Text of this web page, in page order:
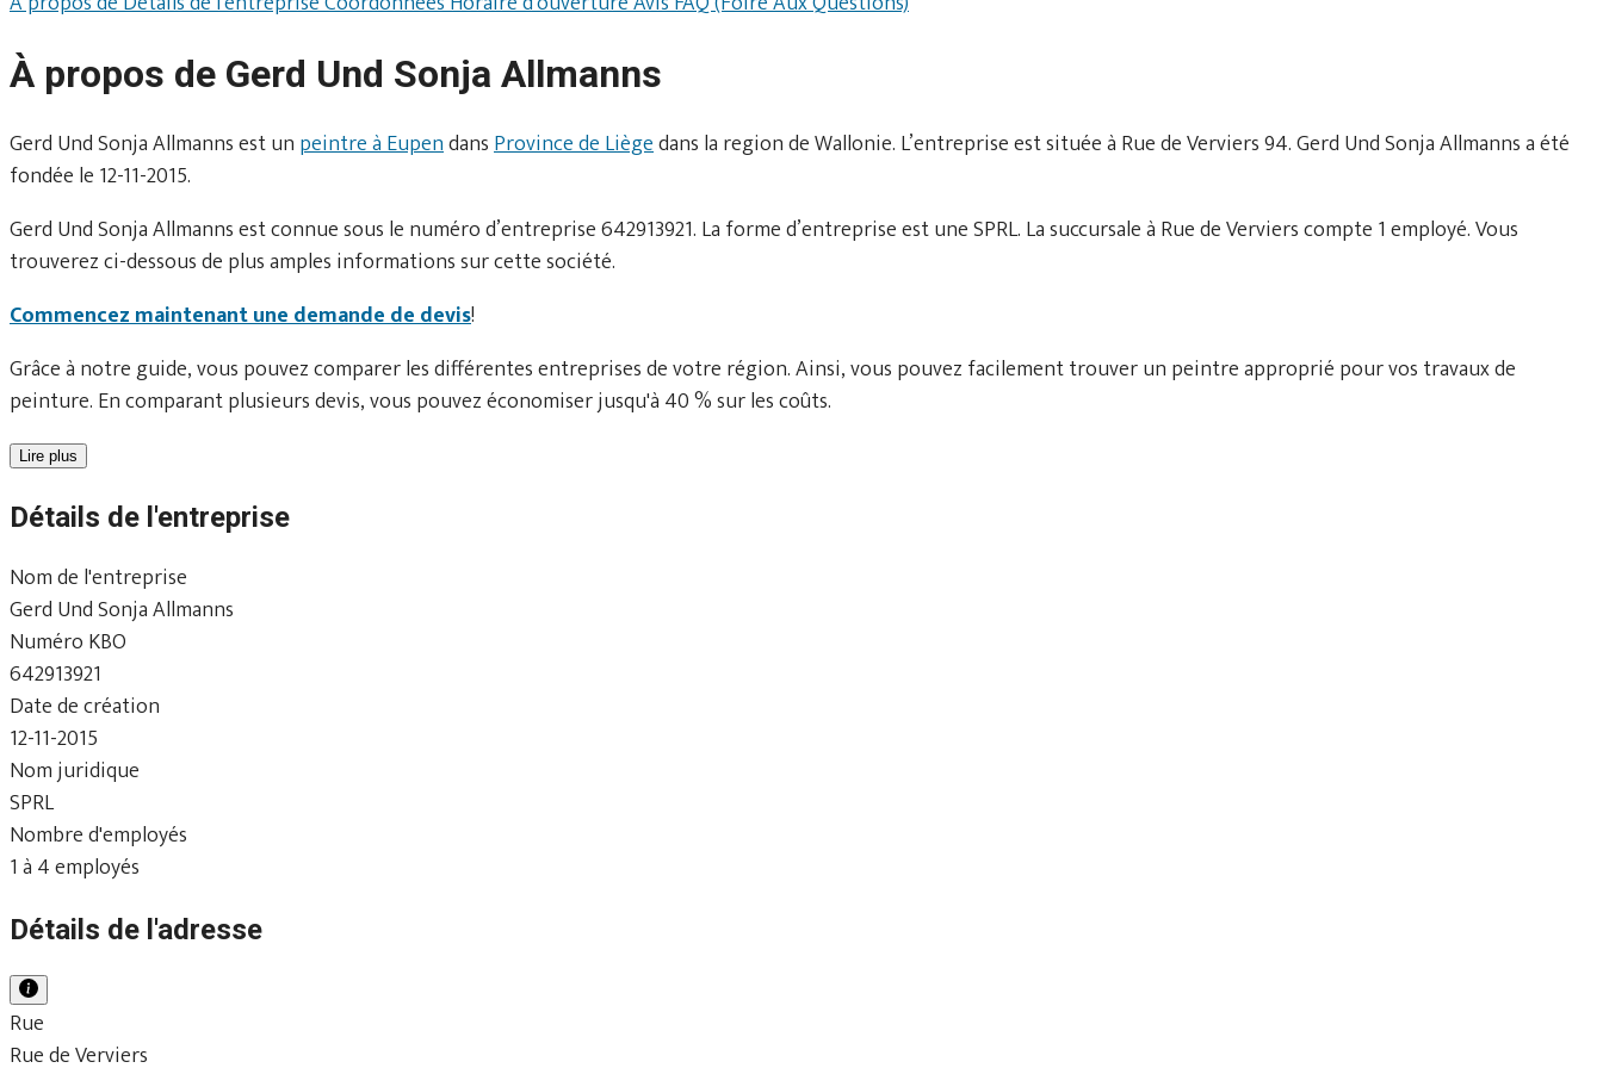
À propos de Gerd Und Sonja Allmanns
Gerd Und Sonja Allmanns est un peintre à EupendansProvince de Liègedans la region de Wallonie. L’entreprise est située à Rue de Verviers 94. Gerd Und Sonja Allmanns a été
fondée le 12-11-2015.
Gerd Und Sonja Allmanns est connue sous le numéro d’entreprise 642913921. La forme d’entreprise est une SPRL. La succursale à Rue de Verviers compte 1 employé. Vous
trouverez ci-dessous de plus amples informations sur cette société.
Commencez maintenant une demande de devis!
Grâce à notre guide, vous pouvez comparer les différentes entreprises de votre région. Ainsi, vous pouvez facilement trouver un peintre approprié pour vos travaux de
peinture. En comparant plusieurs devis, vous pouvez économiser jusqu'à 40 % sur les coûts.
Lire plus
Détails de l'entreprise
Nom de l'entreprise
Gerd Und Sonja Allmanns
Numéro KBO
642913921
Date de création
12-11-2015
Nom juridique
SPRL
Nombre d'employés
1 à 4 employés
Détails de l'adresse
Rue
Rue de Verviers